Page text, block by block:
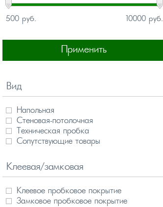
500 руб. 10000 руб.
Применить
Вид
Напольная
Стеновая-потолочная
Техническая пробка
Сопутствующие товары
Клеевая/замковая
Клеевое пробковое покрытие
Замковое пробковое покрытие